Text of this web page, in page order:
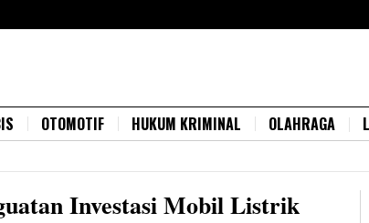
OTOMOTIF HUKUM KRIMINAL OLAHRAGA
Investasi Mobil Listrik